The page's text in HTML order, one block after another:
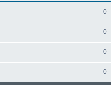
0
0
0
0